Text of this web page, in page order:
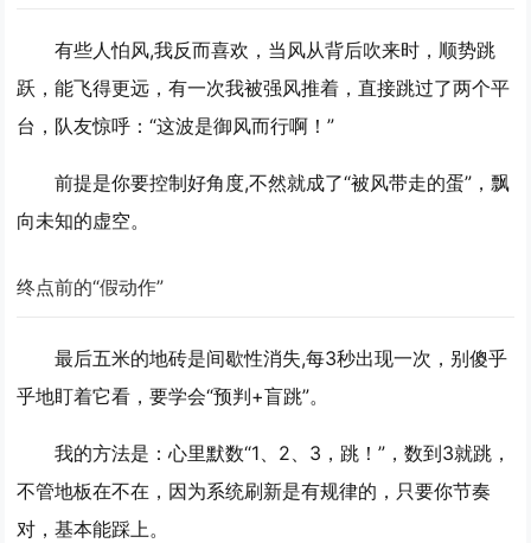
有些人怕风,我反而喜欢，当风从背后吹来时， 顺势跳
跃 ，能飞得更远，有一次我被强风推着，直接跳过了两个平
台，队友惊呼：“这波是御风而行啊！”
前提是你要控制好角度,不然就成了“被风带走的蛋”，飘
向未知的虚空。
终点前的“假动作”
最后五米的地砖是间歇性消失,每3秒出现一次，别傻乎
乎地盯着它看，要学会“预判+盲跳”。
我的方法是：心里默数“1、2、3，跳！” ，数到3就跳，
不管地板在不在，因为系统刷新是有规律的，只要你节奏
对，基本能踩上。